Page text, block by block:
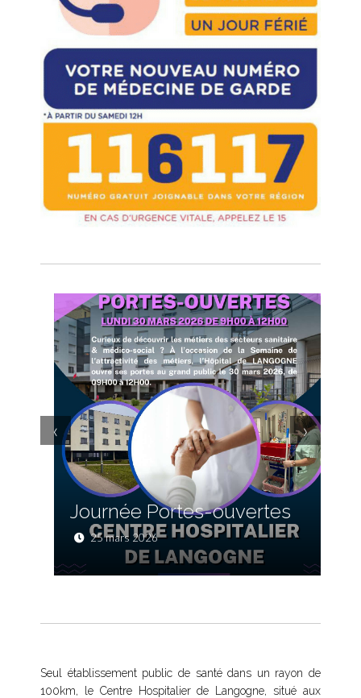
Journée Portes-ouvertes
25 mars 2026
‹ ›
Seul établissement public de santé dans un rayon de
100km, le Centre Hospitalier de Langogne, situé aux